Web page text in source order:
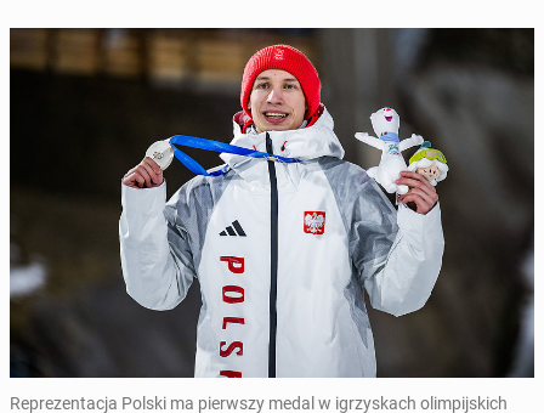
Reprezentacja Polski ma pierwszy medal w igrzyskach olimpijskich